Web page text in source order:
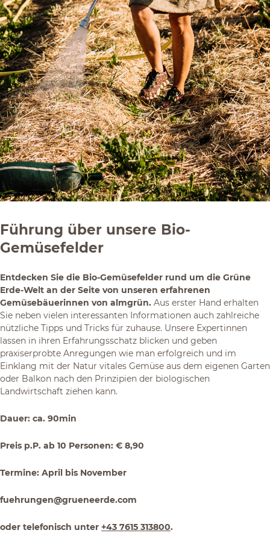
Führung über unsere Bio-
Gemüsefelder
Entdecken Sie die Bio-Gemüsefelder rund um die Grüne
Erde-Welt an der Seite von unseren erfahrenen
Gemüsebäuerinnen von almgrün. Aus erster Hand erhalten
Sie neben vielen interessanten Informationen auch zahlreiche
nützliche Tipps und Tricks für zuhause. Unsere Expertinnen
lassen in ihren Erfahrungsschatz blicken und geben
praxiserprobte Anregungen wie man erfolgreich und im
Einklang mit der Natur vitales Gemüse aus dem eigenen Garten
oder Balkon nach den Prinzipien der biologischen
Landwirtschaft ziehen kann.
Dauer: ca. 90min
Preis p.P. ab 10 Personen: € 8,90
Termine: April bis November
fuehrungen@grueneerde.com
oder telefonisch unter +43 7615 313800.